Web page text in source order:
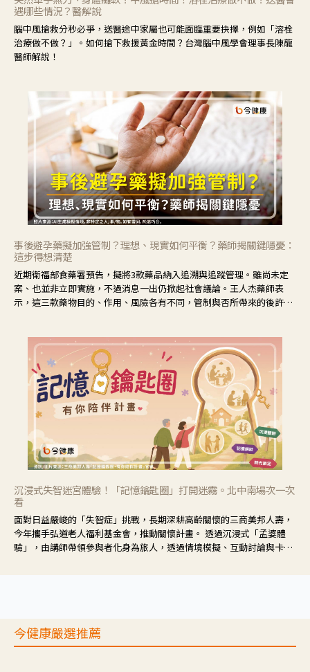
遇哪些情況？醫解說
腦中風搶救分秒必爭，送醫途中家屬也可能面臨重要抉擇，例如「溶栓
治療做不做？」。如何搶下救援黃金時間？台灣腦中風學會理事長陳龍
醫師解說！
事後避孕藥擬加強管制？理想、現實如何平衡？藥師揭關鍵隱憂：
這步得想清楚
近期衛福部食藥署預告，擬將3款藥品納入追溯與追蹤管理。雖尚未定
案、也並非立即實施，不過消息一出仍掀起社會議論。王人杰藥師表
示，這三款藥物目的、作用、風險各有不同，管制與否所帶來的後許影
沉浸式失智迷宮體驗！「記憶鑰匙圈」打開迷霧。北中南場次一次
看
面對日益嚴峻的「失智症」挑戰，長期深耕高齡關懷的三商美邦人壽，
今年攜手弘道老人福利基金會，推動關懷計畫。 透過沉浸式「孟婆體
驗」，由講師帶領參與者化身為旅人，透過情境模擬、互動討論與卡牌
今健康嚴選推薦